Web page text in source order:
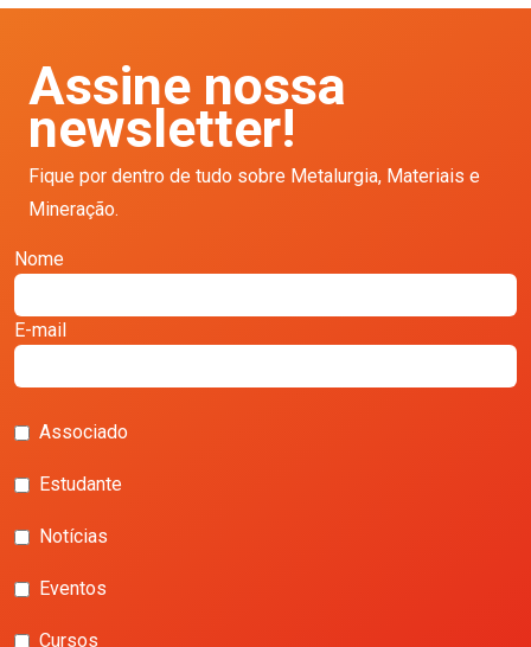
Assine nossa
newsletter!
Fique por dentro de tudo sobre Metalurgia, Materiais e
Mineração.
Nome
E-mail
Associado
Estudante
Notícias
Eventos
Cursos